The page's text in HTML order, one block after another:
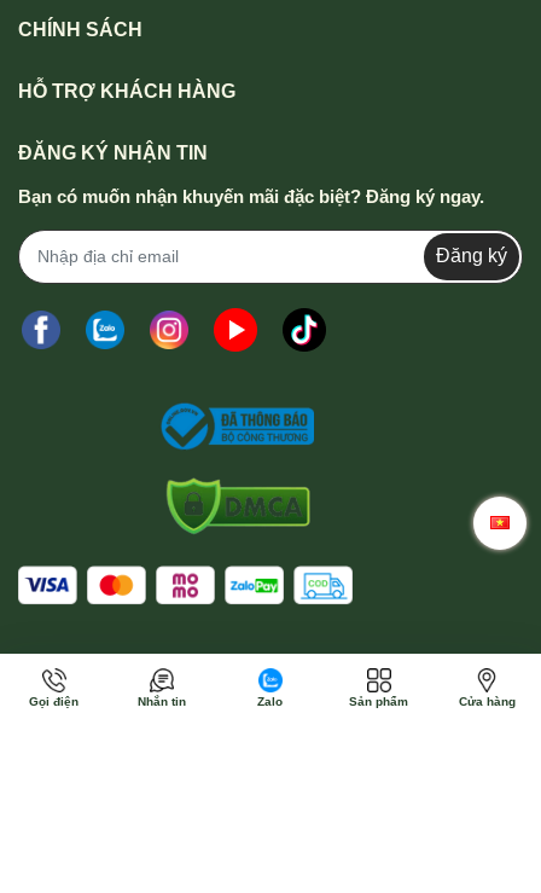
CHÍNH SÁCH
HỖ TRỢ KHÁCH HÀNG
ĐĂNG KÝ NHẬN TIN
Bạn có muốn nhận khuyến mãi đặc biệt? Đăng ký ngay.
Đăng ký
Gọi điện Nhắn tin Zalo Sản phẩm Cửa hàng